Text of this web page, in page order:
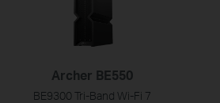
Archer BE550
BE9300 Tri-Band Wi-Fi 7